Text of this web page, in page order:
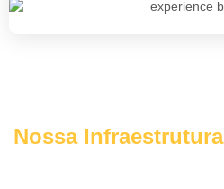
Nossa Infraestrutura